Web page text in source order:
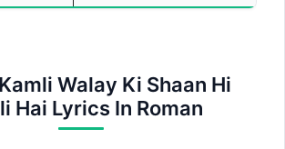
Walay Ki Shaan Hi
Hai Lyrics In Roman